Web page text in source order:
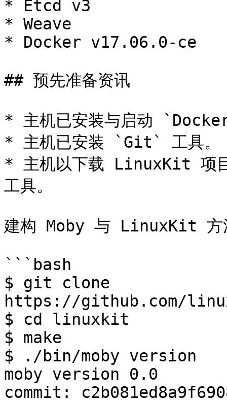
* Etcd v3
* Weave
* Docker v17.06.0-ce
## 预先准备资讯
* 主机已安装与启动
* 主机已安装 `Git` 工具。
* 主机以下载 LinuxKit 项
工具。
建构 Moby 与 LinuxKit 方
```bash
$ git clone
https://github.com/
$ cd linuxkit
$ make
$ ./bin/moby version
moby version 0.0
commit: